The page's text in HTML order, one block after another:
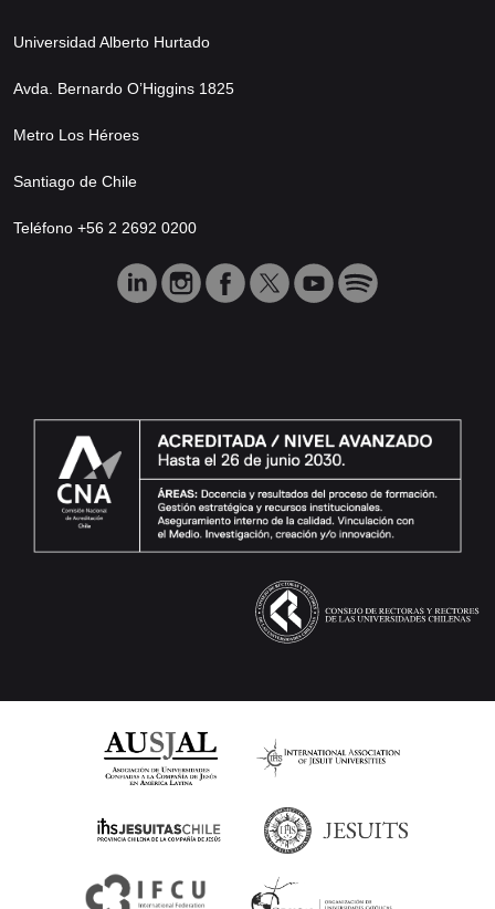
Universidad Alberto Hurtado
Avda. Bernardo O’Higgins 1825
Metro Los Héroes
Santiago de Chile
Teléfono +56 2 2692 0200